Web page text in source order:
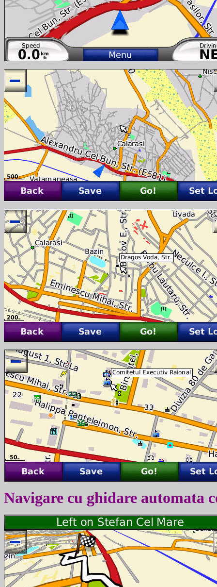
Navigare cu ghidare automata